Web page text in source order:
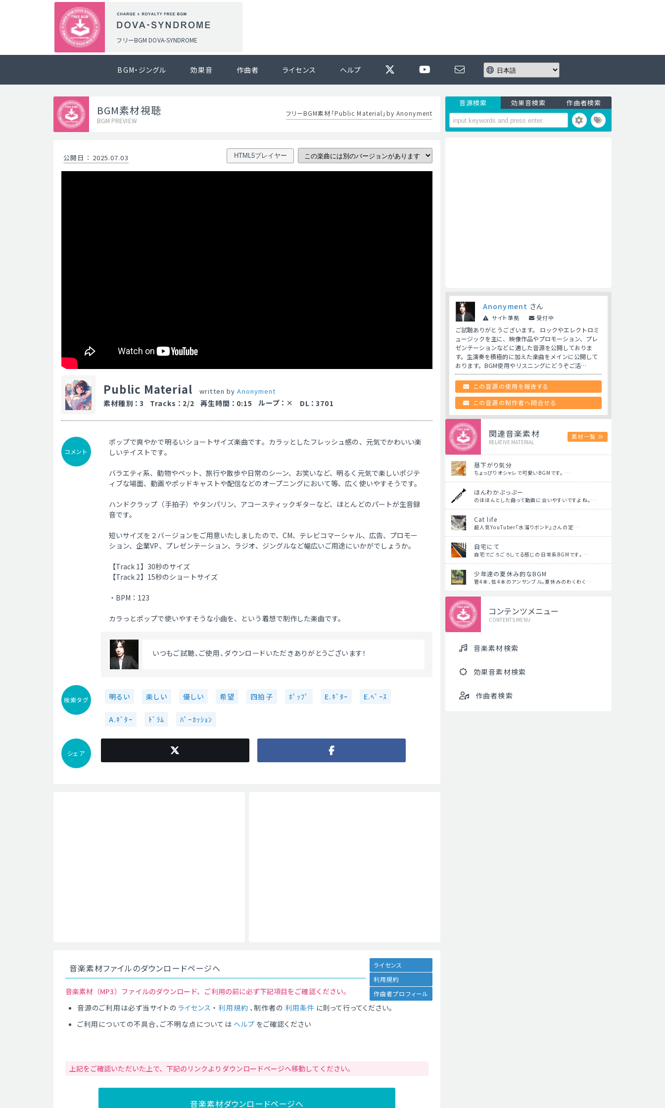
フリーBGM DOVA-SYNDROME
BGM・ジングル 効果音 作曲者 ライセンス ヘルプ
BGM素材視聴
BGM PREVIEW
フリーBGM素材「Public Material」by Anonyment
公開日 ： 2025.07.03 HTML5プレイヤー
Public Material written byAnonyment
素材種別 ： 3 Tracks ： 2/2 再生時間 ： 0:15 ループ ： DL ： 3701
コメント
ポップで爽やかで明るいショートサイズ楽曲です。カラッとしたフレッシュ感の、元気でかわいい楽
しいテイストです。
バラエティ系、動物やペット、旅行や散歩や日常のシーン、お笑いなど、明るく元気で楽しいポジテ
ィブな場面、動画やポッドキャストや配信などのオープニングにおいて等、広く使いやすそうです。
ハンドクラップ（手拍子）やタンパリン、アコースティックギターなど、ほとんどのパートが生音録
音です。
短いサイズを２バージョンをご用意いたしましたので、CM、テレビコマーシャル、広告、プロモー
ション、企業VP、プレゼンテーション、ラジオ、ジングルなど幅広いご用途にいかがでしょうか。
【Track 1】30秒のサイズ
【Track 2】15秒のショートサイズ
・BPM：123
カラっとポップで使いやすそうな小曲を、という着想で制作した楽曲です。
いつもご試聴、ご使用、ダウンロードいただきありがとうございます！
検索タグ 明るい 楽しい 優しい 希望 四拍子 ﾎﾟｯﾌﾟ E.ｷﾞﾀｰ E.ﾍﾞｰｽ
A.ｷﾞﾀｰ ﾄﾞﾗﾑ ﾊﾟｰｶｯｼｮﾝ
シェア
音楽素材ファイルのダウンロードページへ
ライセンス
利用規約
作曲者プロフィール
音楽素材（MP3）ファイルのダウンロード、ご利用の前に必ず下記項目をご確認ください。
音源のご利用は必ず当サイトの ライセンス ・ 利用規約 、制作者の 利用条件 に則って行ってください。
ご利用についての不具合、ご不明な点については ヘルプ をご確認ください
上記をご確認いただいた上で、下記のリンクよりダウンロードページへ移動してください。
音楽素材ダウンロードページへ
音源検索 効果音検索 作曲者検索
Anonyment さん
サイト準拠 受付中
ご試聴ありがとうございます。 ロックやエレクトロミ
ュージックを主に、映像作品やプロモーション、プレ
ゼンテーションなどに適した音源を公開しておりま
す。生演奏を積極的に加えた楽曲をメインに公開して
おります。BGM使用やリスニングにどうぞご活…
この音源の使用を報告する
この音源の制作者へ問合せる
関連音楽素材
RELATIVE MATERIAL
素材一覧
昼下がり気分
ちょっぴりオシャレで可愛いBGMです。 …
ほんわかぷっぷー
のほほんとした曲って動画に合いやすいですよね。…
Cat life
超人気YouTuber『水溜りボンド』さんの定…
自宅にて
自宅でごろごろしてる感じの日常系BGMです。 …
少年達の夏休み的なBGM
管4本、弦4本のアンサンブル。夏休みのわくわく…
コンテンツメニュー
CONTENTS MENU
音楽素材検索
効果音素材検索
作曲者検索